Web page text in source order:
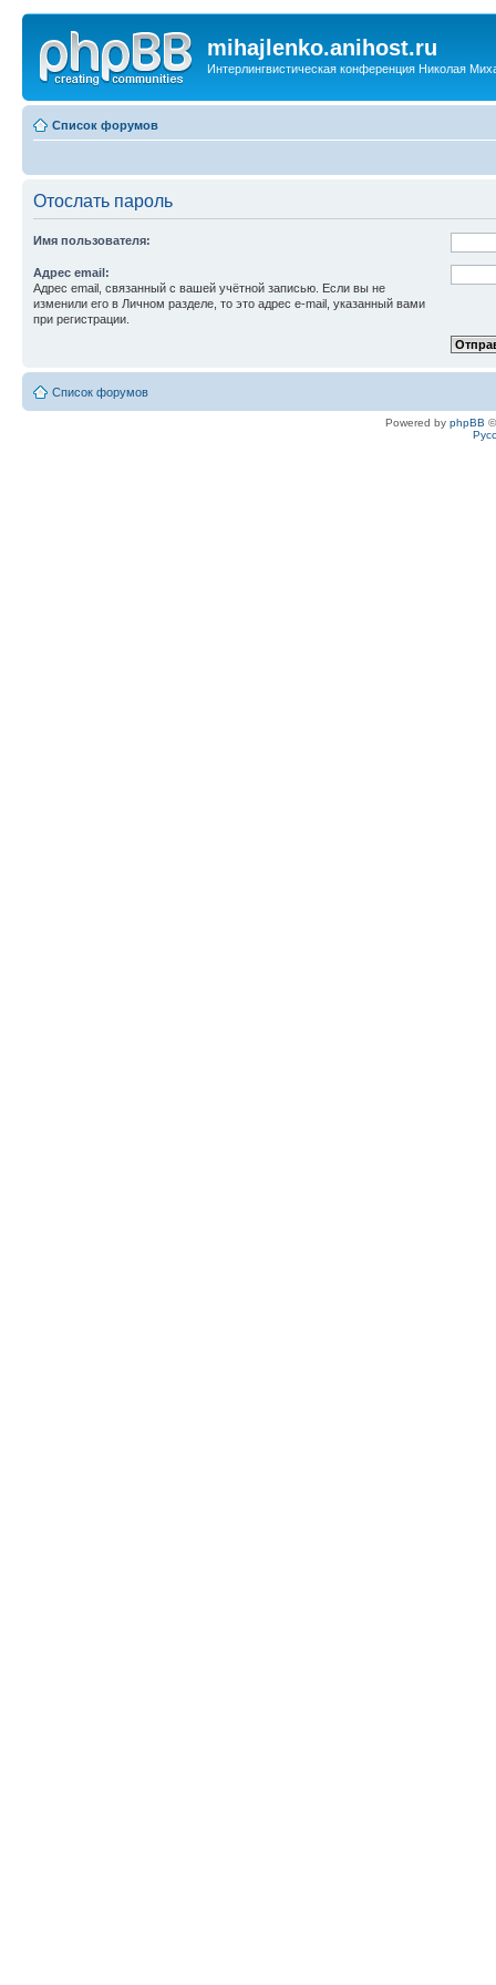
mihajlenko.anihost.ru
Интерлингвистическая конференция Николая
Список форумов
Отослать пароль
Имя пользователя:
Адрес email:
Адрес email, связанный с вашей учётной записью. Если вы не
изменили его в Личном разделе, то это адрес e-mail, указанный вами
при регистрации.
Список форумов
Powered by phpBB